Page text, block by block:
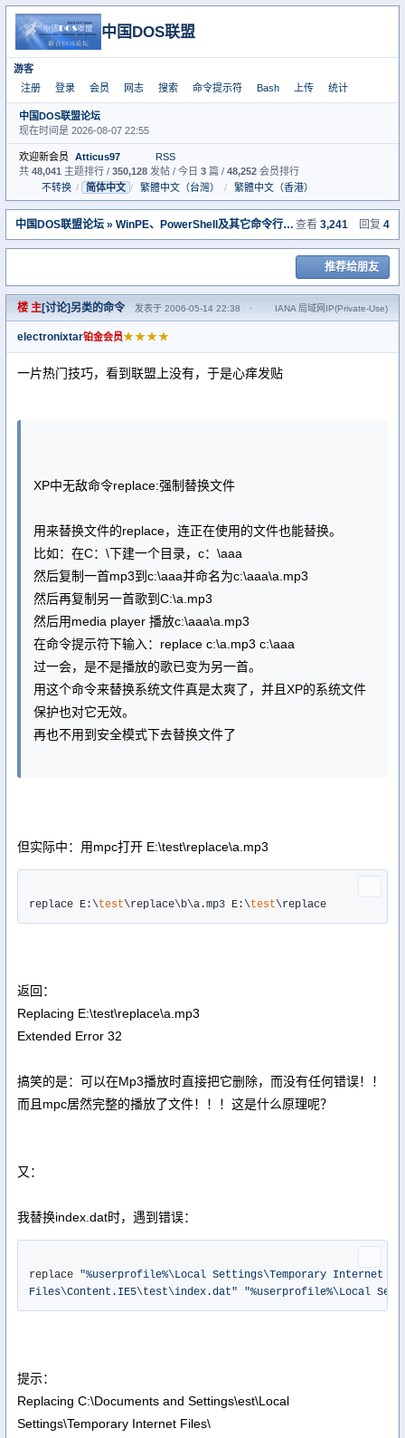
中国DOS联盟
游客
注册
登录 会员 网志 搜索 命令提示符 Bash 上传 统计
中国DOS联盟论坛
现在时间是 2026-08-07 22:55
欢迎新会员 Atticus97
RSS
共 48,041 主题排行 / 350,128 发帖 / 今日 3 篇 / 48,252 会员排行
不转换 / 简体中文 / 繁體中文（台灣） / 繁體中文（香港）
中国DOS联盟论坛 » WinPE、PowerShell及其它命令行系统专区 » [讨论]另类的
查看 3,241 回复 4
推荐给朋友
楼 主[讨论]另类的命令 发表于 2006-05-14 22:38 · IANA 局域网IP(Private-Use)
electronixtar铂金会员★★★★
一片热门技巧，看到联盟上没有，于是心痒发贴
XP中无敌命令replace:强制替换文件
用来替换文件的replace，连正在使用的文件也能替换。
比如：在C：\下建一个目录，c：\aaa
然后复制一首mp3到c:\aaa并命名为c:\aaa\a.mp3
然后再复制另一首歌到C:\a.mp3
然后用media player 播放c:\aaa\a.mp3
在命令提示符下输入：replace c:\a.mp3 c:\aaa
过一会，是不是播放的歌已变为另一首。
用这个命令来替换系统文件真是太爽了，并且XP的系统文件
保护也对它无效。
再也不用到安全模式下去替换文件了
但实际中：用mpc打开 E:\test\replace\a.mp3
replace E:\test\replace\b\a.mp3 E:\test
返回：
Replacing E:\test\replace\a.mp3
Extended Error 32
搞笑的是：可以在Mp3播放时直接把它删除，而没有任何错误！！
而且mpc居然完整的播放了文件！！！这是什么原理呢？
又：
我替换index.dat时，遇到错误：
replace "%userprofile%\Local Settings\Temporary Internet
Files\Content.IE5\test\index.dat" "%userprofile%\Local
提示：
Replacing C:\Documents and Settings\est\Local
Settings\Temporary Internet Files\